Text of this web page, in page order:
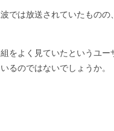
では放送されていたものの
をよく見ていたというユー
るのではないでしょうか。